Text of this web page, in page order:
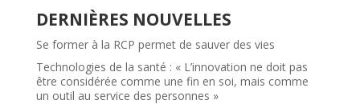
DERNIÈRES NOUVELLES
Se former à la RCP permet de sauver des vies
Technologies de la santé : « L’innovation ne doit pas
être considérée comme une fin en soi, mais comme
un outil au service des personnes »